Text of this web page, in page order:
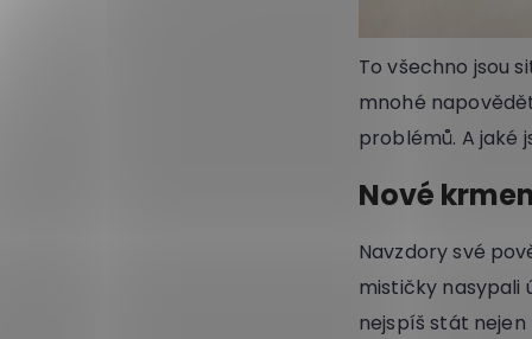
To všechno jsou
mnohé
problémů. A jaké
Nové
Navzdory své
mističky nasypali
nejspíš stát